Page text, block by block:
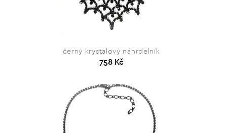
černý krystalový náhrdelník
758 Kč